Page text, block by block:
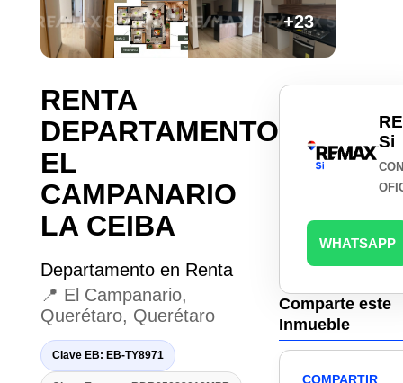
+23
RENTA
DEPARTAMENTO
EL
CAMPANARIO
LA CEIBA
Departamento en Renta
📍 El Campanario,
Querétaro, Querétaro
Clave EB: EB-TY8971
Si
WHATSAPP
Comparte este
Inmueble
COMPARTIR